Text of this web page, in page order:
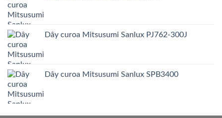
Dây curoa Mitsusumi Sanlux PJ762-300J
Dây curoa Mitsusumi Sanlux SPB3400